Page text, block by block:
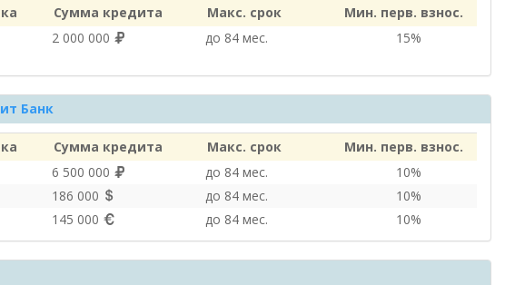
Сумма кредита Макс. срок
Мин. перв. взнос.
2 000 000 до 84 мес. 15%
Банк
Сумма кредита Макс. срок
Мин. перв. взнос.
6 500 000 до 84 мес.
10%
186 000 до 84 мес.
10%
145 000 до 84 мес. 10%